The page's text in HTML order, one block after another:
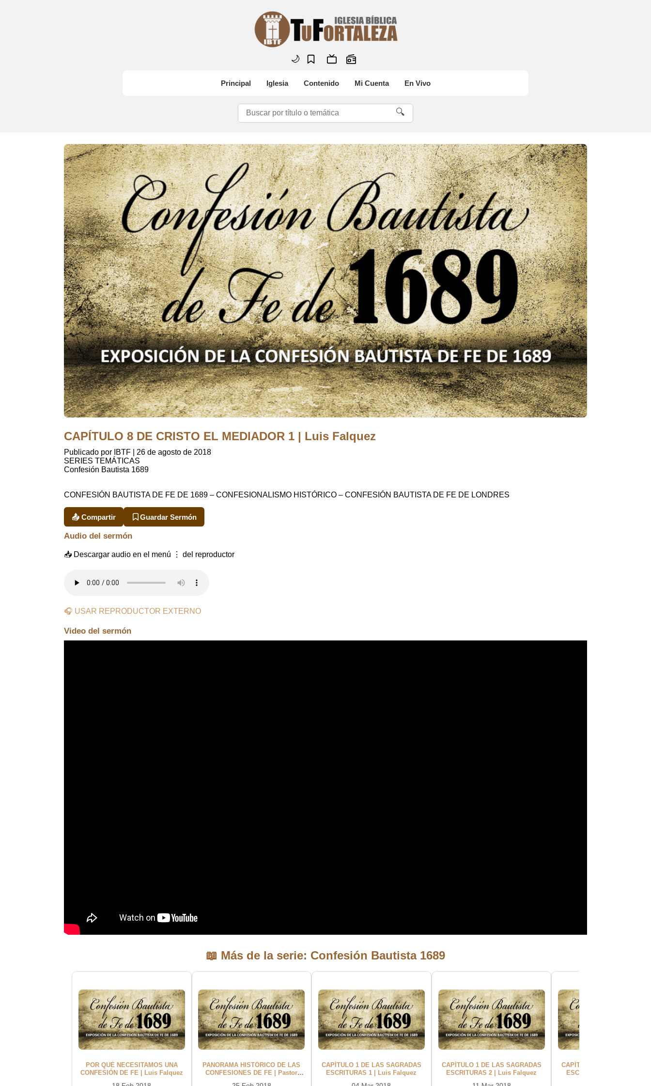
🌙
Principal Iglesia Contenido Mi Cuenta En Vivo
🔍
CAPÍTULO 8 DE CRISTO EL MEDIADOR 1 | Luis Falquez
Publicado por IBTF
26 de agosto de 2018
SERIES TEMÁTICAS
Confesión Bautista 1689
CONFESIÓN BAUTISTA DE FE DE 1689 – CONFESIONALISMO HISTÓRICO – CONFESIÓN BAUTISTA DE FE DE LONDRES
📤 Compartir Guardar Sermón
Audio del sermón
📥 Descargar audio en el menú ⋮ del reproductor
🎧 USAR REPRODUCTOR EXTERNO
Video del sermón
📖 Más de la serie: Confesión Bautista 1689
POR QUÉ NECESITAMOS UNA
CONFESIÓN DE FE | Luis Falquez
PANORAMA HISTÓRICO DE LAS
CONFESIONES DE FE | Pastor
CAPÍTULO 1 DE LAS SAGRADAS
ESCRITURAS 1 | Luis Falquez
CAPÍTULO 1 DE LAS SAGRADAS
ESCRITURAS 2 | Luis Falquez
CAPÍTULO 1 DE LAS
ESCRITURAS 3 | Luis